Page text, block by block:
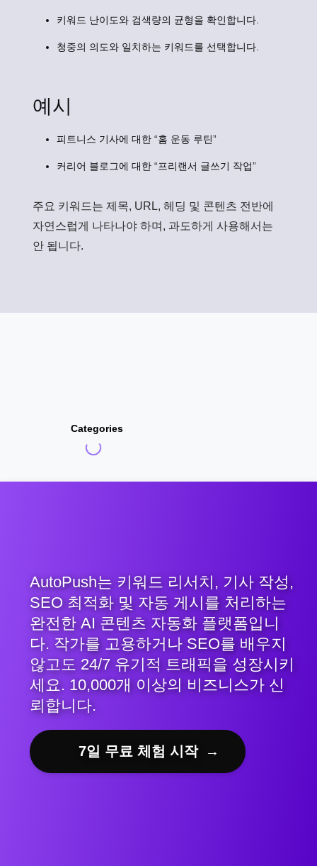
키워드 난이도와 검색량의 균형을 확인합니다.
청중의 의도와 일치하는 키워드를 선택합니다.
예시
피트니스 기사에 대한 “홈 운동 루틴”
커리어 블로그에 대한 “프리랜서 글쓰기 작업”
주요 키워드는 제목, URL, 헤딩 및 콘텐츠 전반에
자연스럽게 나타나야 하며, 과도하게 사용해서는
안 됩니다.
Categories
AutoPush는 키워드 리서치, 기사 작성,
SEO 최적화 및 자동 게시를 처리하는
완전한 AI 콘텐츠 자동화 플랫폼입니
다. 작가를 고용하거나 SEO를 배우지
않고도 24/7 유기적 트래픽을 성장시키
세요. 10,000개 이상의 비즈니스가 신
뢰합니다.
7일 무료 체험 시작 →